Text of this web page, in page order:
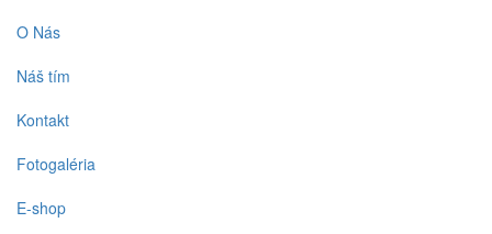
Main
navigation
O Nás
Náš tím
Kontakt
Fotogaléria
E-shop